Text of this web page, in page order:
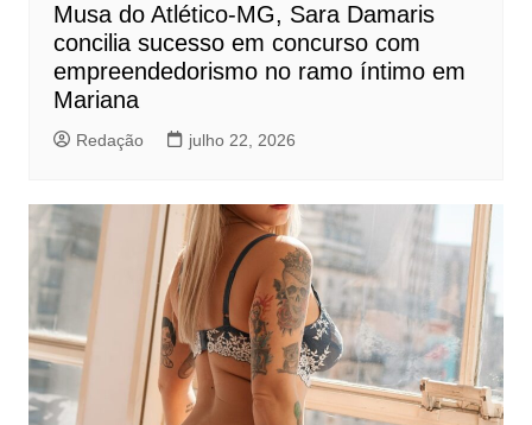
Musa do Atlético-MG, Sara Damaris
concilia sucesso em concurso com
empreendedorismo no ramo íntimo em
Mariana
Redação julho 22, 2026